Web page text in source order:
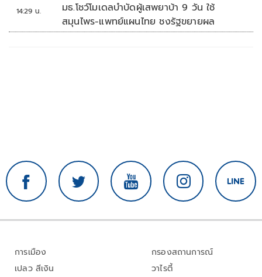
14:29 น.
มธ.โชว์โมเดลบำบัดผู้เสพยาบ้า 9 วัน ใช้
สมุนไพร-แพทย์แผนไทย ชงรัฐขยายผล
การเมือง
เปลว สีเงิน
กรองสถานการณ์
วาไรตี้